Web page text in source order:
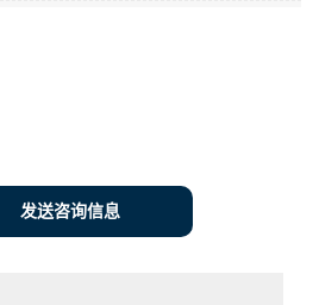
发送咨询信息